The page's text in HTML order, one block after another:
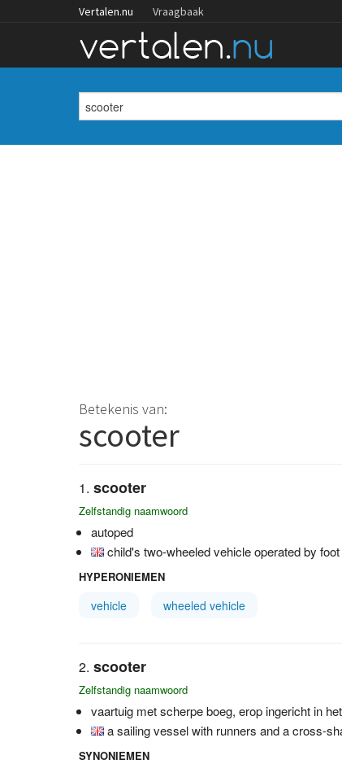
Vertalen.nu Vraagbaak
Betekenis van:
scooter
scooter
Zelfstandig naamwoord
autoped
child's two-wheeled vehicle operated by foot
HYPERONIEMEN
vehicle wheeled vehicle
scooter
Zelfstandig naamwoord
vaartuig met scherpe boeg, erop ingericht in
a sailing vessel with runners and a cross-
SYNONIEMEN